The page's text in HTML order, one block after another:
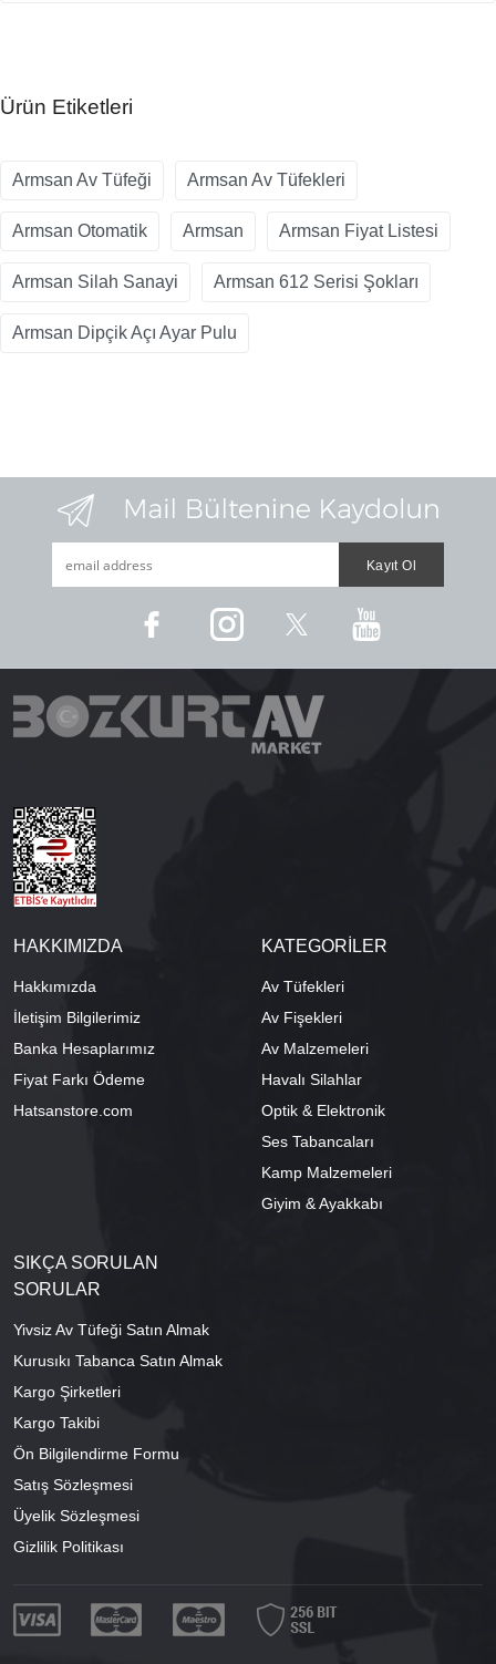
Ürün Etiketleri
Armsan Av Tüfeği Armsan Av Tüfekleri
Armsan Otomatik Armsan Armsan Fiyat Listesi
Armsan Silah Sanayi Armsan 612 Serisi Şokları
Armsan Dipçik Açı Ayar Pulu
HAKKIMIZDA
Hakkımızda
İletişim Bilgilerimiz
Banka Hesaplarımız
Fiyat Farkı Ödeme
Hatsanstore.com
KATEGORİLER
Av Tüfekleri
Av Fişekleri
Av Malzemeleri
Havalı Silahlar
Optik & Elektronik
Ses Tabancaları
Kamp Malzemeleri
Giyim & Ayakkabı
SIKÇA SORULAN
SORULAR
Yivsiz Av Tüfeği Satın Almak
Kurusıkı Tabanca Satın Almak
Kargo Şirketleri
Kargo Takibi
Ön Bilgilendirme Formu
Satış Sözleşmesi
Üyelik Sözleşmesi
Gizlilik Politikası